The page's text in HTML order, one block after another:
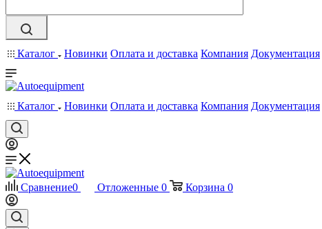
Каталог Новинки Оплата и доставка Компания Документация
Каталог Новинки Оплата и доставка Компания Документация
Сравнение0 Отложенные 0 Корзина 0